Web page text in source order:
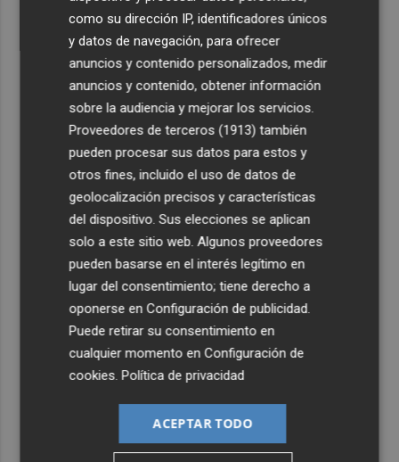
El coste de la vivienda: 1.338 € netos al mes, el salario
mínimo para poder comprar una vivienda en Castellón
como su dirección IP, identificadores únicos
y datos de navegación, para ofrecer
anuncios y contenido personalizados, medir
anuncios y contenido, obtener información
sobre la audiencia y mejorar los servicios.
Proveedores de terceros (1913) también
pueden procesar sus datos para estos y
otros fines, incluido el uso de datos de
geolocalización precisos y características
del dispositivo. Sus elecciones se aplican
solo a este sitio web. Algunos proveedores
pueden basarse en el interés legítimo en
lugar del consentimiento; tiene derecho a
oponerse enConfiguración de publicidad.
Puede retirar su consentimiento en
cualquier momento enConfiguración de
cookies.Política de privacidad
ACEPTAR TODO